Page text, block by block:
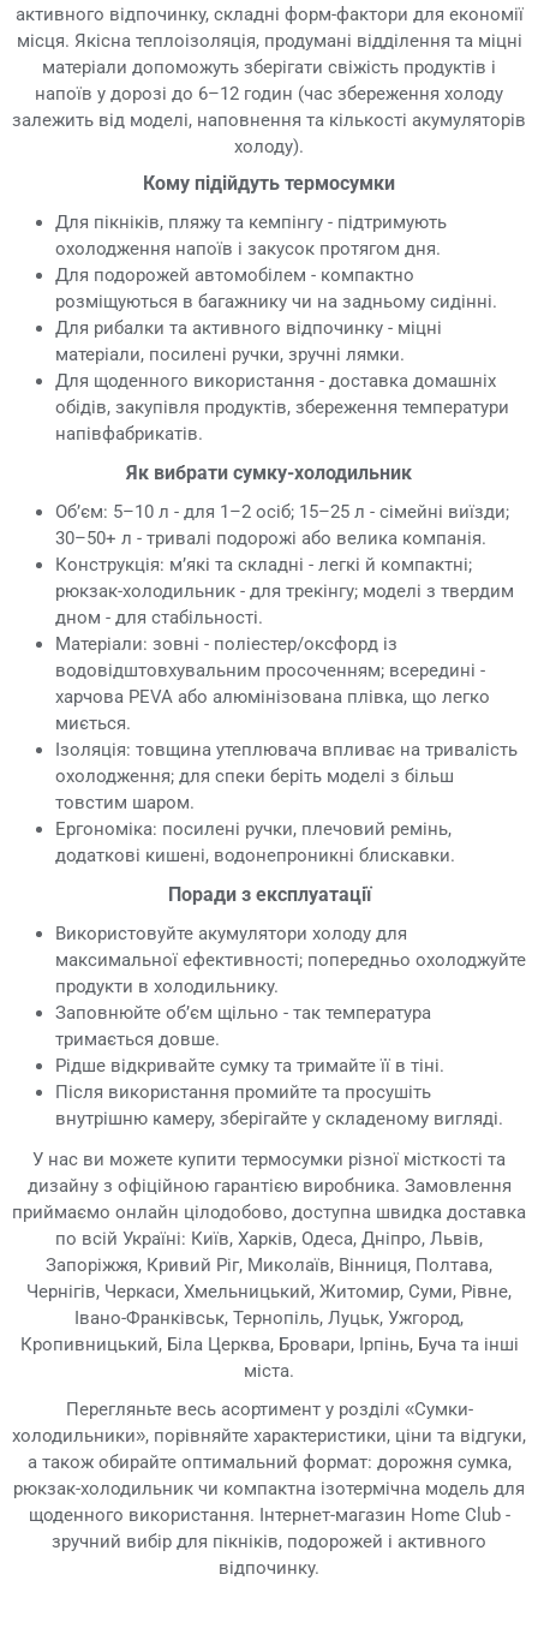
активного відпочинку, складні форм-фактори для економії
місця. Якісна теплоізоляція, продумані відділення та міцні
матеріали допоможуть зберігати свіжість продуктів і
напоїв у дорозі до 6–12 годин (час збереження холоду
залежить від моделі, наповнення та кількості акумуляторів
холоду).
Кому підійдуть термосумки
Для пікніків, пляжу та кемпінгу - підтримують
охолодження напоїв і закусок протягом дня.
Для подорожей автомобілем - компактно
розміщуються в багажнику чи на задньому сидінні.
Для рибалки та активного відпочинку - міцні
матеріали, посилені ручки, зручні лямки.
Для щоденного використання - доставка домашніх
обідів, закупівля продуктів, збереження температури
напівфабрикатів.
Як вибрати сумку-холодильник
Об’єм: 5–10 л - для 1–2 осіб; 15–25 л - сімейні виїзди;
30–50+ л - тривалі подорожі або велика компанія.
Конструкція: м’які та складні - легкі й компактні;
рюкзак-холодильник - для трекінгу; моделі з твердим
дном - для стабільності.
Матеріали: зовні - поліестер/оксфорд із
водовідштовхувальним просоченням; всередині -
харчова PEVA або алюмінізована плівка, що легко
миється.
Ізоляція: товщина утеплювача впливає на тривалість
охолодження; для спеки беріть моделі з більш
товстим шаром.
Ергономіка: посилені ручки, плечовий ремінь,
додаткові кишені, водонепроникні блискавки.
Поради з експлуатації
Використовуйте акумулятори холоду для
максимальної ефективності; попередньо охолоджуйте
продукти в холодильнику.
Заповнюйте об’єм щільно - так температура
тримається довше.
Рідше відкривайте сумку та тримайте її в тіні.
Після використання промийте та просушіть
внутрішню камеру, зберігайте у складеному вигляді.
У нас ви можете купити термосумки різної місткості та
дизайну з офіційною гарантією виробника. Замовлення
приймаємо онлайн цілодобово, доступна швидка доставка
по всій Україні: Київ, Харків, Одеса, Дніпро, Львів,
Запоріжжя, Кривий Ріг, Миколаїв, Вінниця, Полтава,
Чернігів, Черкаси, Хмельницький, Житомир, Суми, Рівне,
Івано-Франківськ, Тернопіль, Луцьк, Ужгород,
Кропивницький, Біла Церква, Бровари, Ірпінь, Буча та інші
міста.
Перегляньте весь асортимент у розділі «Сумки-
холодильники», порівняйте характеристики, ціни та відгуки,
а також обирайте оптимальний формат: дорожня сумка,
рюкзак-холодильник чи компактна ізотермічна модель для
щоденного використання. Інтернет-магазин Home Club -
зручний вибір для пікніків, подорожей і активного
відпочинку.